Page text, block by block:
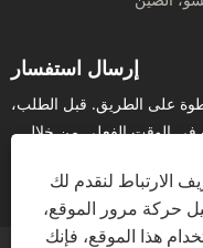
إرسال استفسار
على الطريق. قبل الطلب،
في الوقت الفعلي من خلال...
استفسر الآن
الارتباط لنقدم لك
حركة مرور الموقع،
هذا الموقع، فإنك